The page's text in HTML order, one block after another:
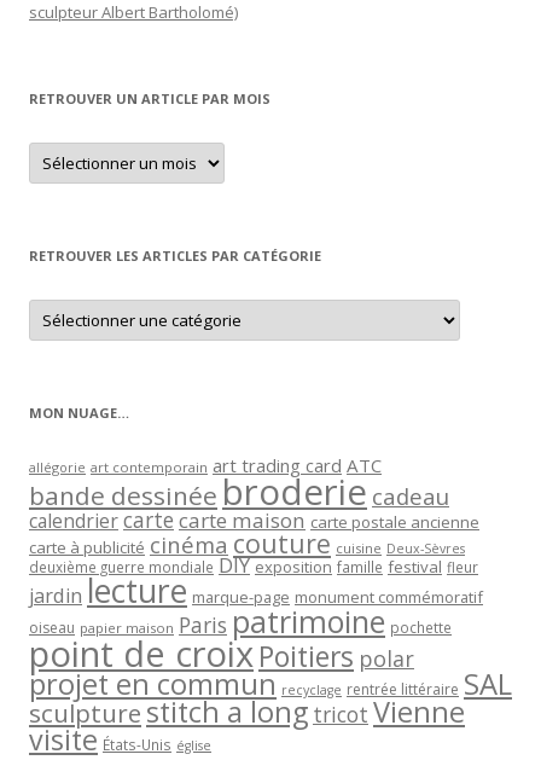
sculpteur Albert Bartholomé)
RETROUVER UN ARTICLE PAR MOIS
Retrouver
un
article
RETROUVER LES ARTICLES PAR CATÉGORIE
Retrouver
les
articles
MON NUAGE…
allégorie art contemporain art trading card ATC
bande dessinée broderie cadeau
calendriercartecarte maison carte postale ancienne
carte à publicité cinéma couture cuisine Deux-Sèvres
deuxième guerre mondiale DIY exposition famille festival fleur
jardin lecture marque-page monument commémoratif
oiseau papier maison Paris patrimoine pochette
point de croixPoitiers polar
projet en commun recyclage rentrée littéraire SAL
sculpturestitch a long tricot Vienne
visite États-Unis église